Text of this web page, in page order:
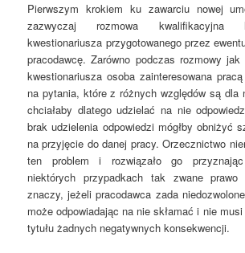
Pierwszym krokiem ku zawarciu nowej
zazwyczaj rozmowa kwalifikacyjna
kwestionariusza przygotowanego przez
pracodawcę. Zarówno podczas rozmowy jak
kwestionariusza osoba zainteresowana
na pytania, które z różnych względów są dla
chciałaby dlatego udzielać na nie
brak udzielenia odpowiedzi mógłby obniżyć
na przyjęcie do danej pracy. Orzecznictwo
ten problem i rozwiązało go
niektórych przypadkach tak zwane
znaczy, jeżeli pracodawca zada
może odpowiadając na nie skłamać i nie
tytułu żadnych negatywnych konsekwencji.